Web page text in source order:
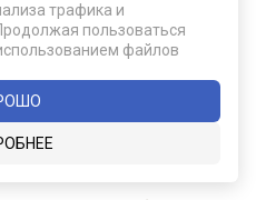
трафика и
пользоваться
файлов